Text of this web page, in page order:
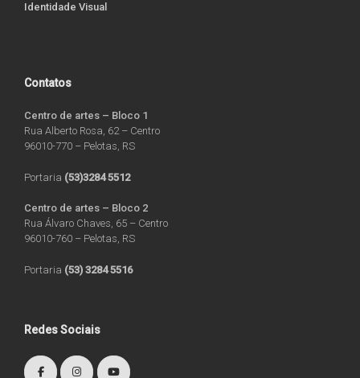
Identidade Visual
Contatos
Centro de artes – Bloco 1
Rua Alberto Rosa, 62 – Centro
96010-770 – Pelotas, RS
Portaria (53)3284 5512
Centro de artes – Bloco 2
Rua Álvaro Chaves, 65 – Centro
96010-760 – Pelotas, RS
Portaria (53) 3284 5516
Redes Sociais